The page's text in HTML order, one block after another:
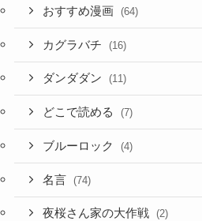
おすすめ漫画 (64)
カグラバチ (16)
ダンダダン (11)
どこで読める (7)
ブルーロック (4)
名言 (74)
夜桜さん家の大作戦 (2)